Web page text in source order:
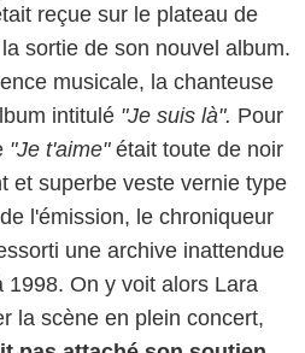
reçue sur le plateau de
sortie de son nouvel album.
musicale, la chanteuse
intitulé "Je suis là". Pour
"Je t'aime" était toute de noir
et superbe veste vernie type
l'émission, le chroniqueur
une archive inattendue
1998. On y voit alors Lara
la scène en plein concert,